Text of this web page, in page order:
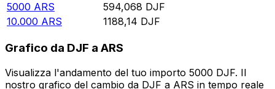
5000 ARS 594,068 DJF
10.000 ARS 1188,14 DJF
Grafico da DJF a ARS
Visualizza l'andamento del tuo importo 5000 DJF. Il
nostro grafico del cambio da DJF a ARS in tempo reale